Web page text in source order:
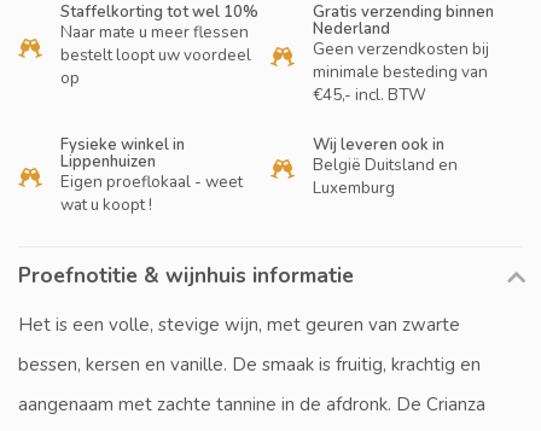
Staffelkorting tot wel 10%
Naar mate u meer flessen
bestelt loopt uw voordeel
op
Gratis verzending binnen
Nederland
Geen verzendkosten bij
minimale besteding van
€45,- incl. BTW
Fysieke winkel in
Lippenhuizen
Eigen proeflokaal - weet
wat u koopt !
Wij leveren ook in
België Duitsland en
Luxemburg
Proefnotitie & wijnhuis informatie
Het is een volle, stevige wijn, met geuren van zwarte
bessen, kersen en vanille. De smaak is fruitig, krachtig en
aangenaam met zachte tannine in de afdronk. De Crianza